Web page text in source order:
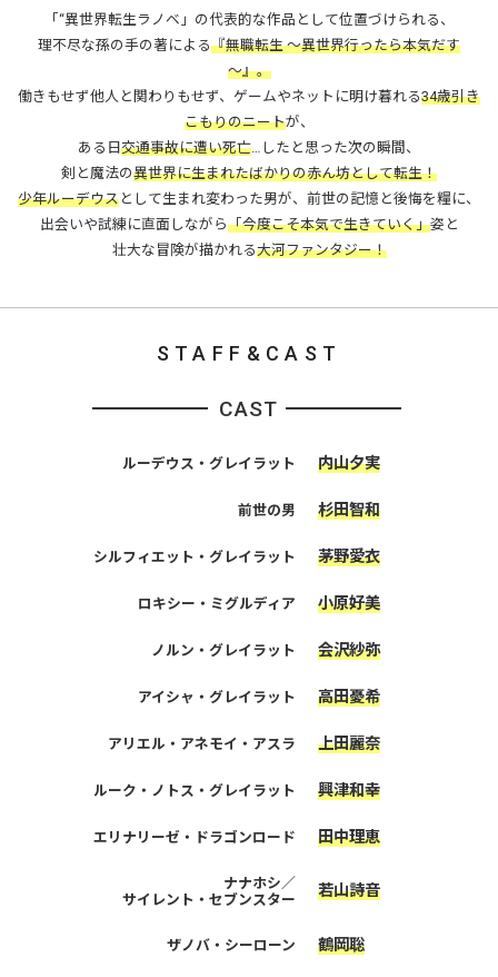
「“異世界転生ラノベ」の代表的な作品として位置づけられる、
理不尽な孫の手の著による『無職転生 ～異世界行ったら本気だす
～』。
働きもせず他人と関わりもせず、ゲームやネットに明け暮れる34歳引き
こもりのニートが、
ある日交通事故に遭い死亡 …したと思った次の瞬間、
剣と魔法の異世界に生まれたばかりの赤ん坊として転生！
少年ルーデウス として生まれ変わった男が、前世の記憶と後悔を糧に、
出会いや試練に直面しながら「今度こそ本気で生きていく」姿と
壮大な冒険が描かれる大河ファンタジー！
STAFF&CAST
CAST
ルーデウス・グレイラット 内山夕実
前世の男 杉田智和
シルフィエット・グレイラット 茅野愛衣
ロキシー・ミグルディア 小原好美
ノルン・グレイラット 会沢紗弥
アイシャ・グレイラット 高田憂希
アリエル・アネモイ・アスラ 上田麗奈
ルーク・ノトス・グレイラット 興津和幸
エリナリーゼ・ドラゴンロード 田中理恵
ナナホシ／
サイレント・セブンスター
若山詩音
ザノバ・シーローン 鶴岡聡